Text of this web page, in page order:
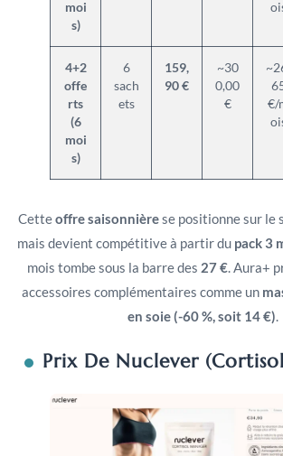
moi
s)
4+2
offe
rts
(6
moi
s)
6
sach
ets
159,
90 €
~30
0,00
€
€/
Cetteoffre saisonnièrese positionne sur le
mais devient compétitive à partir du pack 3
mois tombe sous la barre des 27 €. Aura+
accessoires complémentaires comme un
en soie (-60 %, soit 14 €).
Prix De Nuclever